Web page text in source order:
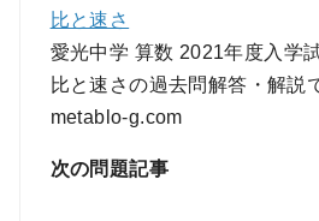
比と速さ
愛光中学 算数 2021年度入学
比と速さの過去問解答・解説
metablo-g.com
次の問題記事